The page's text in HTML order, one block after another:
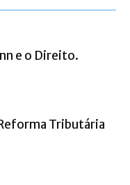
e o Direito.
Tributária